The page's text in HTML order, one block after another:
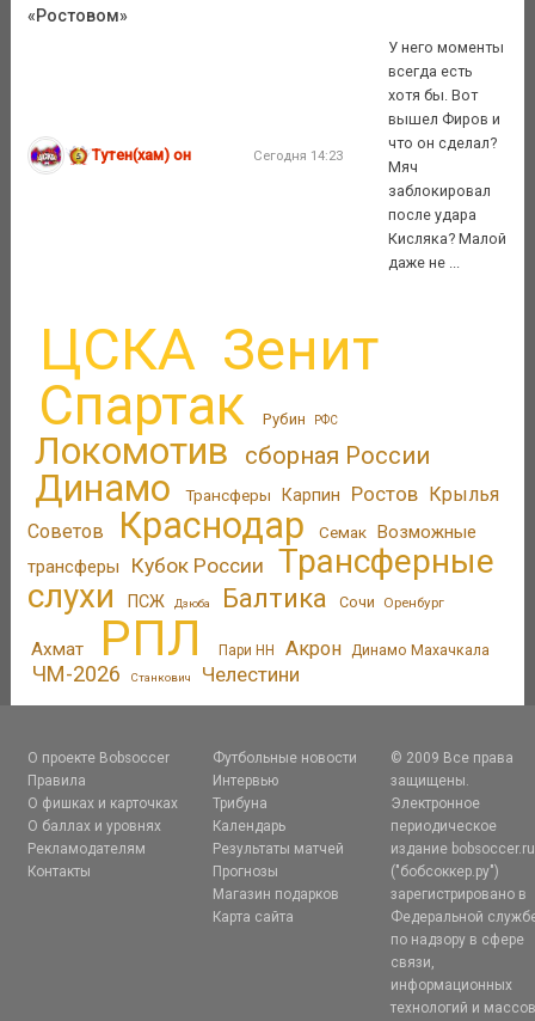
«Ростовом»
Тутен(хам) он Сегодня 14:23
У него моменты
всегда есть
хотя бы. Вот
вышел Фиров и
что он сделал?
Мяч
заблокировал
после удара
Кисляка? Малой
даже не ...
ЦСКА Зенит
Спартак Рубин РФС
Локомотив сборная России
Динамо Трансферы Карпин Ростов Крылья
Советов
Краснодар Семак Возможные
трансферы
Кубок России
Трансферные
слухи
ПСЖ Дзюба Балтика Сочи Оренбург
Ахмат РПЛ Пари НН Акрон Динамо Махачкала
ЧМ-2026 Станкович Челестини
О проекте Bobsoccer
Правила
О фишках и карточках
О баллах и уровнях
Рекламодателям
Контакты
Футбольные новости
Интервью
Трибуна
Календарь
Результаты матчей
Прогнозы
Магазин подарков
Карта сайта
© 2009 Все права
защищены.
Электронное
периодическое
издание bobsoccer.ru
("бобсоккер.ру")
зарегистрировано в
Федеральной
по надзору в сфере
связи,
информационных
технологий и